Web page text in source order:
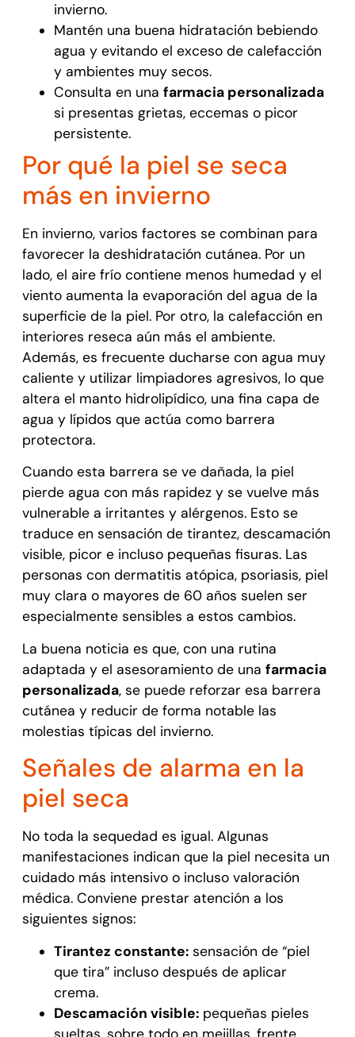
invierno.
Mantén una buena hidratación bebiendo
agua y evitando el exceso de calefacción
y ambientes muy secos.
Consulta en una farmacia personalizada
si presentas grietas, eccemas o picor
persistente.
Por qué la piel se seca
más en invierno
En invierno, varios factores se combinan para
favorecer la deshidratación cutánea. Por un
lado, el aire frío contiene menos humedad y el
viento aumenta la evaporación del agua de la
superficie de la piel. Por otro, la calefacción en
interiores reseca aún más el ambiente.
Además, es frecuente ducharse con agua muy
caliente y utilizar limpiadores agresivos, lo que
altera el manto hidrolipídico, una fina capa de
agua y lípidos que actúa como barrera
protectora.
Cuando esta barrera se ve dañada, la piel
pierde agua con más rapidez y se vuelve más
vulnerable a irritantes y alérgenos. Esto se
traduce en sensación de tirantez, descamación
visible, picor e incluso pequeñas fisuras. Las
personas con dermatitis atópica, psoriasis, piel
muy clara o mayores de 60 años suelen ser
especialmente sensibles a estos cambios.
La buena noticia es que, con una rutina
adaptada y el asesoramiento de una farmacia
personalizada, se puede reforzar esa barrera
cutánea y reducir de forma notable las
molestias típicas del invierno.
Señales de alarma en la
piel seca
No toda la sequedad es igual. Algunas
manifestaciones indican que la piel necesita un
cuidado más intensivo o incluso valoración
médica. Conviene prestar atención a los
siguientes signos:
Tirantez constante:sensación de “piel
que tira” incluso después de aplicar
crema.
Descamación visible:pequeñas pieles